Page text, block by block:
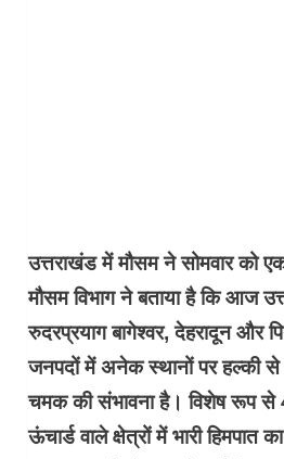
उत्तराखंड में मौसम ने सोमवार को
मौसम विभाग ने बताया है कि आज
रुदरप्रयाग बागेश्वर, देहरादून और
जनपदों में अनेक स्थानों पर हल्की
चमक की संभावना है। विशेष रूप
ऊंचार्ड वाले क्षेत्रों में भारी हिमपात